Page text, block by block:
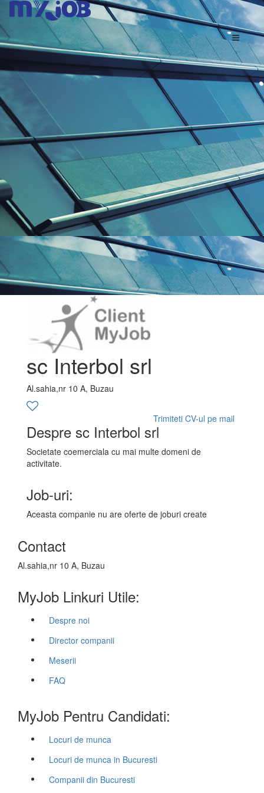
sc Interbol srl
Al.sahia,nr 10 A, Buzau
Trimiteti CV-ul pe mail
Despre sc Interbol srl
Societate coemerciala cu mai multe domeni de
activitate.
Job-uri:
Aceasta companie nu are oferte de joburi create
Contact
Al.sahia,nr 10 A, Buzau
MyJob Linkuri Utile:
Despre noi
Director companii
Meserii
FAQ
MyJob Pentru Candidati:
Locuri de munca
Locuri de munca in Bucuresti
Companii din Bucuresti